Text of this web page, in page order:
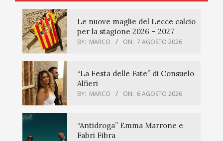
Le nuove maglie del Lecce calcio
per la stagione 2026 – 2027
BY: MARCO ON: 7 AGOSTO 2026
“La Festa delle Fate” di Consuelo
Alfieri
BY: MARCO ON: 6 AGOSTO 2026
“Antidroga” Emma Marrone e
Fabri Fibra